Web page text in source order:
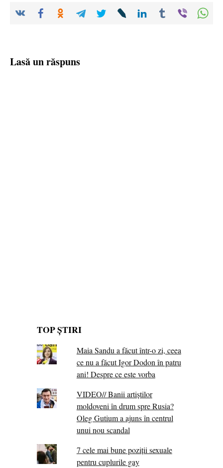
Lasă un răspuns
TOP ȘTIRI
Maia Sandu a făcut într-o zi, ceea
ce nu a făcut Igor Dodon în patru
ani! Despre ce este vorba
VIDEO// Banii artiștilor
moldoveni în drum spre Rusia?
Oleg Gutium a ajuns în centrul
unui nou scandal
7 cele mai bune poziții sexuale
pentru cuplurile gay